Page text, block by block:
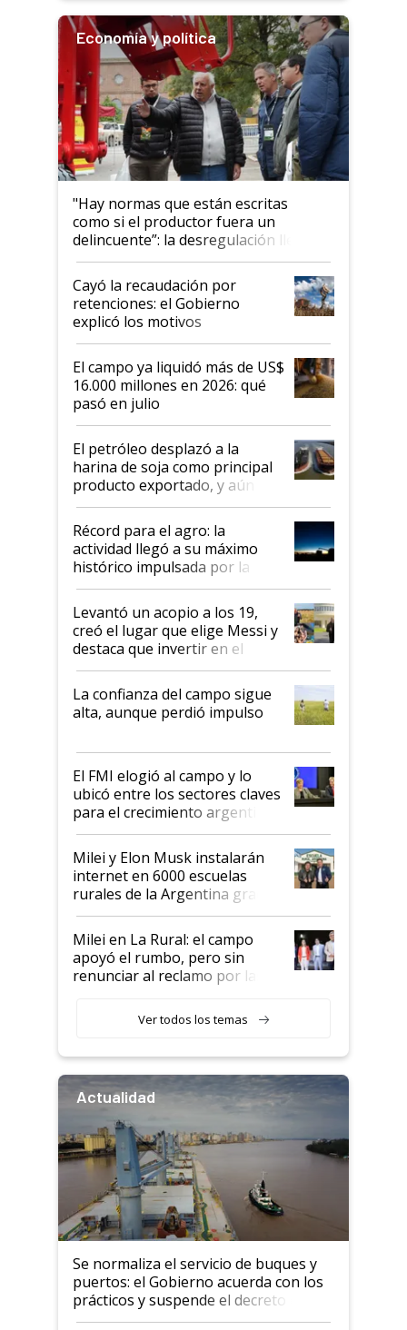
Economía y política
"Hay normas que están escritas
como si el productor fuera un
delincuente”: la desregulación llegó
al Congreso Aapresid y hasta se
habló del financiamiento al IPCVA
Cayó la recaudación por
retenciones: el Gobierno
explicó los motivos
El campo ya liquidó más de US$
16.000 millones en 2026: qué
pasó en julio
El petróleo desplazó a la
harina de soja como principal
producto exportado, y aún así
el agro aportó casi seis de cada
diez dólares y sostuvo el
liderazgo en un semestre
récord
Récord para el agro: la
actividad llegó a su máximo
histórico impulsada por la
cosecha y las exportaciones
Levantó un acopio a los 19,
creó el lugar que elige Messi y
destaca que invertir en el
kirchnerismo era como "darle
plata a un hijo para droga":
Juan Félix Rossetti, el libertario
que de una dura crisis salió
de Milei
La confianza del campo sigue
alta, aunque perdió impulso
El FMI elogió al campo y lo
ubicó entre los sectores claves
para el crecimiento argentino
Milei y Elon Musk instalarán
internet en 6000 escuelas
rurales de la Argentina gracias
a un acuerdo con Starlink
Milei en La Rural: el campo
apoyó el rumbo, pero sin
renunciar al reclamo por las
Ver todos los temas
Actualidad
Se normaliza el servicio de buques y
puertos: el Gobierno acuerda con los
prácticos y suspende el decreto de
desregulación